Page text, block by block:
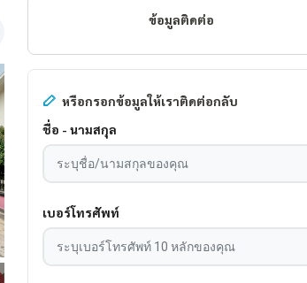
ข้อมูลติดต่อ
หรือกรอกข้อมูลให้เราติดต่อกลับ
ชื่อ - นามสกุล
เบอร์โทรศัพท์